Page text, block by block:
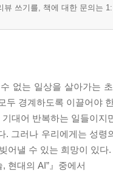
뷰 쓰기를, 책에 대한 문의는
없는 일상을 살아가는
두 경계하도록 이끌어야
대어 반복하는 일들이지
. 그러나 우리에게는 성
어낼 수 있는 희망이 있다.
현대의 AI”』중에서